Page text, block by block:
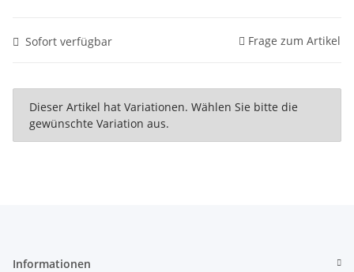
Sofort verfügbar Frage zum Artikel
x
Dieser Artikel hat Variationen. Wählen Sie bitte die
gewünschte Variation aus.
Informationen